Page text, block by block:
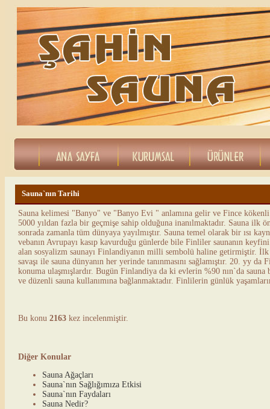
Sauna`nın Tarihi
Sauna kelimesi "Banyo" ve "Banyo Evi " anlamına gelir ve Fince
5000 yıldan fazla bir geçmişe sahip olduğuna inanılmaktadır. Sauna
sonrada zamanla tüm dünyaya yayılmıştır. Sauna temel olarak bir ısı
vebanın Avrupayı kasıp kavurduğu günlerde bile Finliler saunanın
alan sosyalizm saunayı Finlandiyanın milli sembolü haline getirmiştir. İlk
savaşı ile sauna dünyanın her yerinde tanınmasını sağlamıştır. 20. yy
konuma ulaşmışlardır. Bugün Finlandiya da ki evlerin %90 nın`da
ve düzenli sauna kullanımına bağlanmaktadır. Finlilerin günlük
Bu konu 2163 kez incelenmiştir.
Diğer Konular
Sauna Ağaçları
Sauna`nın Sağlığımıza Etkisi
Sauna`nın Faydaları
Sauna Nedir?